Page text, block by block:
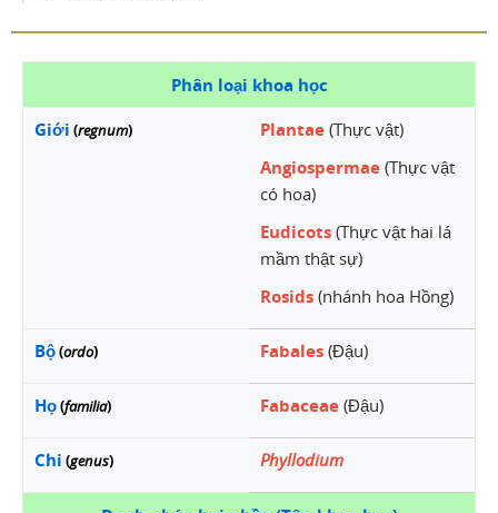
Phân loại khoa học
Giới (regnum) Plantae (Thực vật)
Angiospermae (Thực vật
có hoa)
Eudicots (Thực vật hai lá
mầm thật sự)
Rosids (nhánh hoa Hồng)
Bộ(ordo) Fabales (Đậu)
Họ(familia) Fabaceae (Đậu)
Chi (genus) Phyllodium